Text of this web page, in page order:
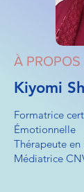
À PROPOS
Kiyomi
Formatrice
Émotionnelle
Thérapeute
Médiatrice